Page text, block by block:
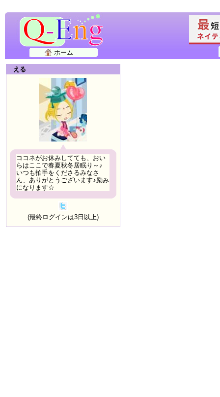
ホーム
える
ココネがお休みしてても、おい
らはここで春夏秋冬居眠り～♪
いつも拍手をくださるみなさ
ん、ありがとうございます♪励み
になります☆
(最終ログインは3日以上)